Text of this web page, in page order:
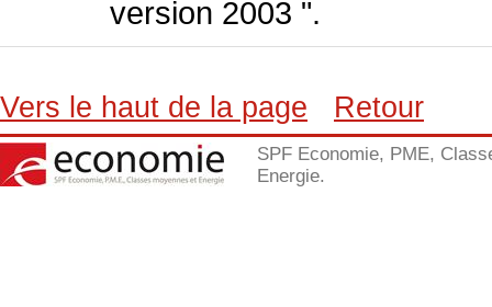
version 2003 ".
Vers le haut de la page Retour
SPF Economie, PME,
Energie.